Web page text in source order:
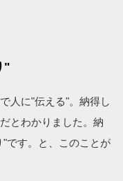
"
人に"伝える"。納得し
とわかりました。納
です。と、このことが